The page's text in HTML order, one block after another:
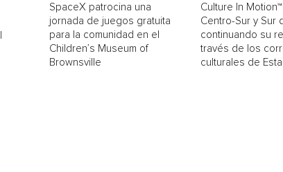
SpaceX patrocina una
jornada de juegos gratuita
para la comunidad en el
Children’s Museum of
Brownsville
Culture In
Centro-Sur y Sur
continuando su
través de los
culturales de